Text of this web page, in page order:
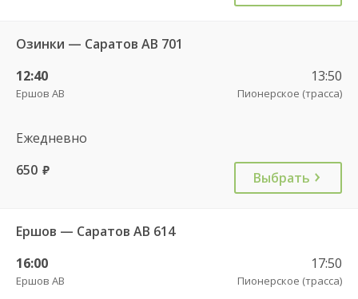
Озинки — Саратов АВ 701
12:40
Ершов АВ
13:50
Пионерское (трасса)
Ежедневно
650 руб. Выбрать
Ершов — Саратов АВ 614
16:00
Ершов АВ
17:50
Пионерское (трасса)